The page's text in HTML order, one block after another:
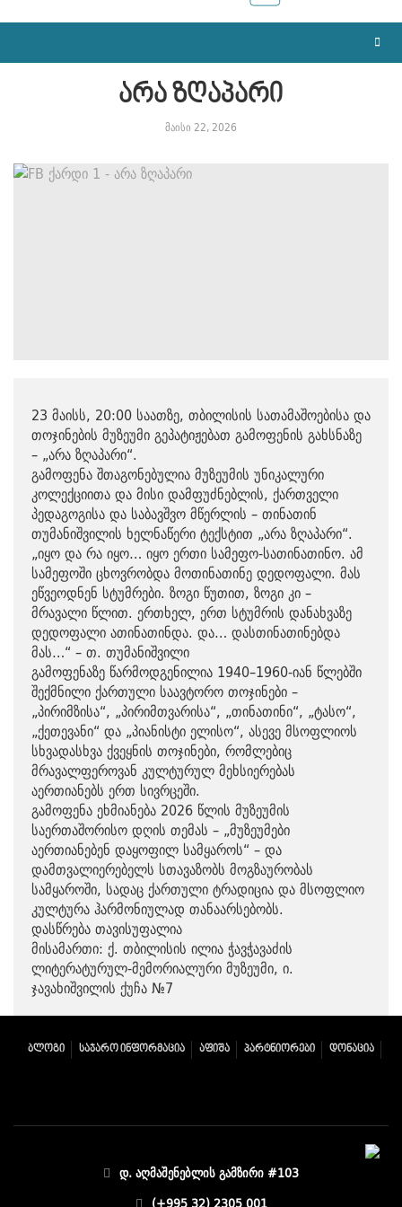
არა ზღაპარი
მაისი 22, 2026
23 მაისს, 20:00 საათზე, თბილისის სათამაშოებისა და
თოჯინების მუზეუმი გეპატიჟებათ გამოფენის გახსნაზე
– „არა ზღაპარი“.
გამოფენა შთაგონებულია მუზეუმის უნიკალური
კოლექციითა და მისი დამფუძნებლის, ქართველი
პედაგოგისა და საბავშვო მწერლის – თინათინ
თუმანიშვილის ხელნაწერი ტექსტით „არა ზღაპარი“.
„იყო და რა იყო… იყო ერთი სამეფო-სათინათინო. ამ
სამეფოში ცხოვრობდა მოთინათინე დედოფალი. მას
ეწვეოდნენ სტუმრები. ზოგი წუთით, ზოგი კი –
მრავალი წლით. ერთხელ, ერთ სტუმრის დანახვაზე
დედოფალი ათინათინდა. და… დასთინათინებდა
მას…“ – თ. თუმანიშვილი
გამოფენაზე წარმოდგენილია 1940–1960-იან წლებში
შექმნილი ქართული საავტორო თოჯინები –
„პირიმზისა“, „პირიმთვარისა“, „თინათინი“, „ტასო“,
„ქეთევანი“ და „პიანისტი ელისო“, ასევე მსოფლიოს
სხვადასხვა ქვეყნის თოჯინები, რომლებიც
მრავალფეროვან კულტურულ მეხსიერებას
აერთიანებს ერთ სივრცეში.
გამოფენა ეხმიანება 2026 წლის მუზეუმის
საერთაშორისო დღის თემას – „მუზეუმები
აერთიანებენ დაყოფილ სამყაროს“ – და
დამთვალიერებელს სთავაზობს მოგზაურობას
სამყაროში, სადაც ქართული ტრადიცია და მსოფლიო
კულტურა ჰარმონიულად თანაარსებობს.
დასწრება თავისუფალია
მისამართი: ქ. თბილისის ილია ჭავჭავაძის
ლიტერატურულ-მემორიალური მუზეუმი, ი.
ჯავახიშვილის ქუჩა №7
ᲑᲚᲝᲒᲘ ᲡᲐᲯᲐᲠᲝ ᲘᲜᲤᲝᲠᲛᲐᲪᲘᲐ ᲐᲤᲘᲨᲐ ᲞᲐᲠᲢᲜᲘᲝᲠᲔᲑᲘ ᲓᲝᲜᲐᲪᲘᲐ
დ. აღმაშენებლის გამზირი #103